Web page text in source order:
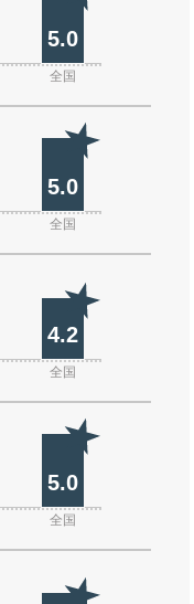
5.0
全国
5.0
全国
4.2
全国
5.0
全国